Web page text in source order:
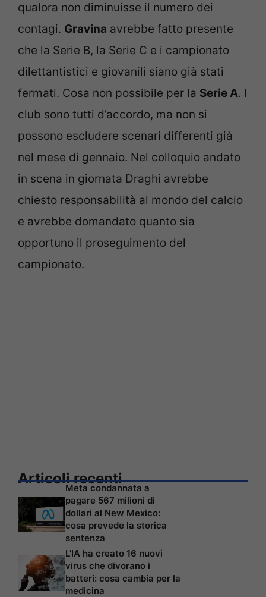
qualora non diminuisse il numero dei
contagi. Gravina avrebbe fatto presente
che la Serie B, la Serie C e i campionato
dilettantistici e giovanili siano già stati
fermati. Cosa non possibile per la Serie A. I
club sono tutti d’accordo, ma non si
possono escludere scenari differenti già
nel mese di gennaio. Nel colloquio andato
in scena in giornata Draghi avrebbe
chiesto responsabilità al mondo del calcio
e avrebbe domandato quanto sia
opportuno il proseguimento del
campionato.
Articoli recenti
Meta condannata a
pagare 567 milioni di
dollari al New Mexico:
cosa prevede la storica
sentenza
L’IA ha creato 16 nuovi
virus che divorano i
batteri: cosa cambia per la
medicina